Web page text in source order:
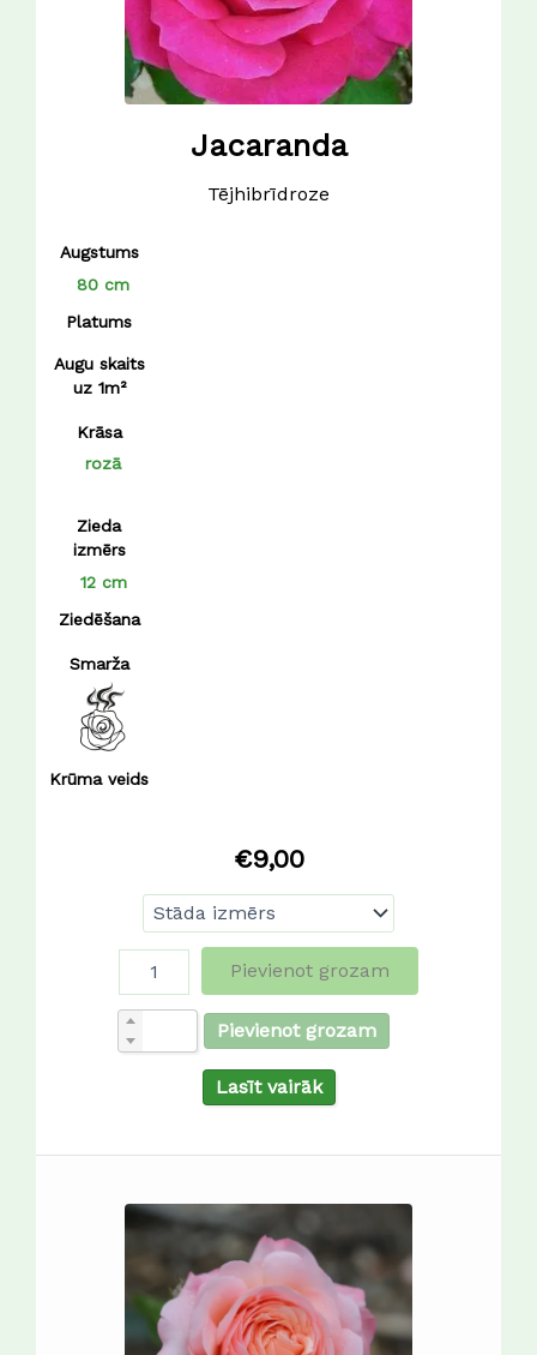
Jacaranda
Tējhibrīdroze
Augstums
80 cm
Platums
Augu skaits
uz 1m²
Krāsa
rozā
Zieda
izmērs
12 cm
Ziedēšana
Smarža
Krūma veids
€9,00
Pievienot grozam
Pievienot grozam
Lasīt vairāk